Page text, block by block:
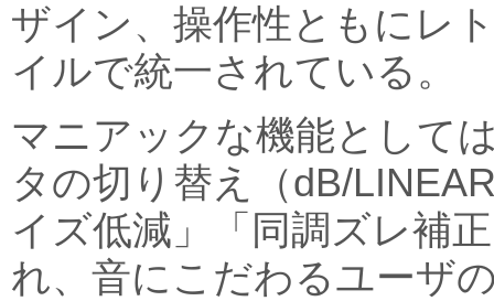
ザイン、操作性ともにレ
イルで統一されている。
マニアックな機能として
タの切り替え（dB/
イズ低減」「同調ズレ補
れ、音にこだわるユーザ